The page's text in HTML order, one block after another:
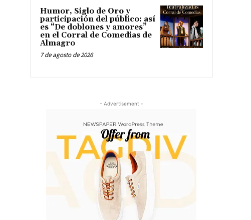
Humor, Siglo de Oro y
participación del público: así
es “De doblones y amores”
en el Corral de Comedias de
Almagro
7 de agosto de 2026
- Advertisement -